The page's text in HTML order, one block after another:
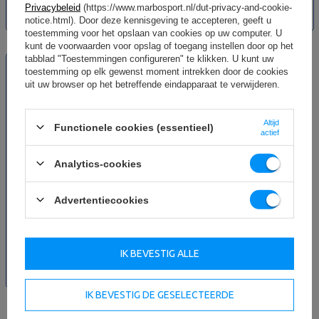
Laagste productprijs in de
afgelopen 30 dagen 63,00 €
Laagste productprijs in de
afgelopen 30 dagen 68,00 €
SPECIALE AANBIEDING
Laagste productprijs in de
afgelopen 30 dagen 59,00 €
Privacybeleid (https://www.marbosport.nl/dut-privacy-and-cookie-
notice.html). Door deze kennisgeving te accepteren, geeft u
toestemming voor het opslaan van cookies op uw computer. U
kunt de voorwaarden voor opslag of toegang instellen door op het
tabblad "Toestemmingen configureren" te klikken. U kunt uw
toestemming op elk gewenst moment intrekken door de cookies
uit uw browser op het betreffende eindapparaat te verwijderen.
Functionele cookies (essentieel)
Altijd
actief
Analytics-cookies
Advertentiecookies
IK BEVESTIG DE GESELECTEERDE
IK BEVESTIG ALLE